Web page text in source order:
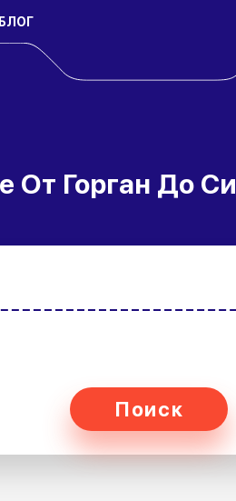
БЛОГ
От Горган До
Поиск